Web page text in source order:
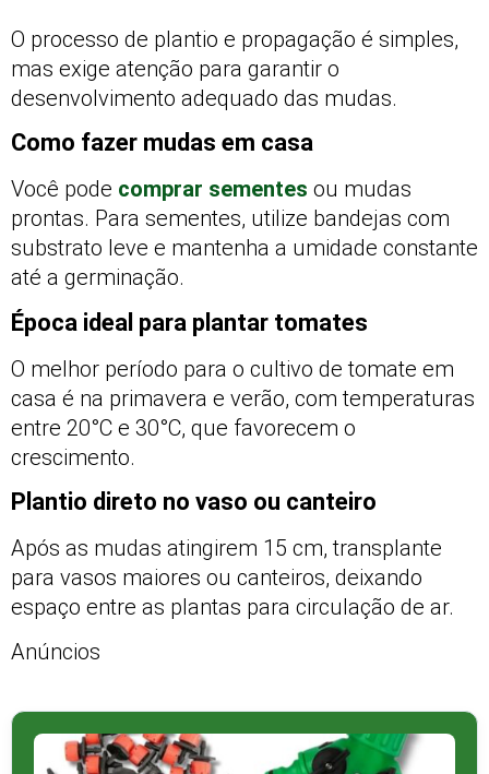
O processo de plantio e propagação é simples,
mas exige atenção para garantir o
desenvolvimento adequado das mudas.
Como fazer mudas em casa
Você pode comprar sementes ou mudas
prontas. Para sementes, utilize bandejas com
substrato leve e mantenha a umidade constante
até a germinação.
Época ideal para plantar tomates
O melhor período para o cultivo de tomate em
casa é na primavera e verão, com temperaturas
entre 20°C e 30°C, que favorecem o
crescimento.
Plantio direto no vaso ou canteiro
Após as mudas atingirem 15 cm, transplante
para vasos maiores ou canteiros, deixando
espaço entre as plantas para circulação de ar.
Anúncios